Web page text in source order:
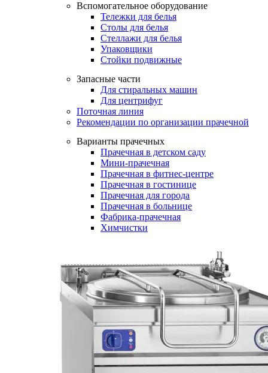
Вспомогательное оборудование
Тележки для белья
Столы для белья
Стеллажи для белья
Упаковщики
Стойки подвижные
Запасные части
Для стиральных машин
Для центрифуг
Поточная линия
Рекомендации по организации прачечной
Варианты прачечных
Прачечная в детском саду
Мини-прачечная
Прачечная в фитнес-центре
Прачечная в гостинице
Прачечная для города
Прачечная в больнице
Фабрика-прачечная
Химчистки